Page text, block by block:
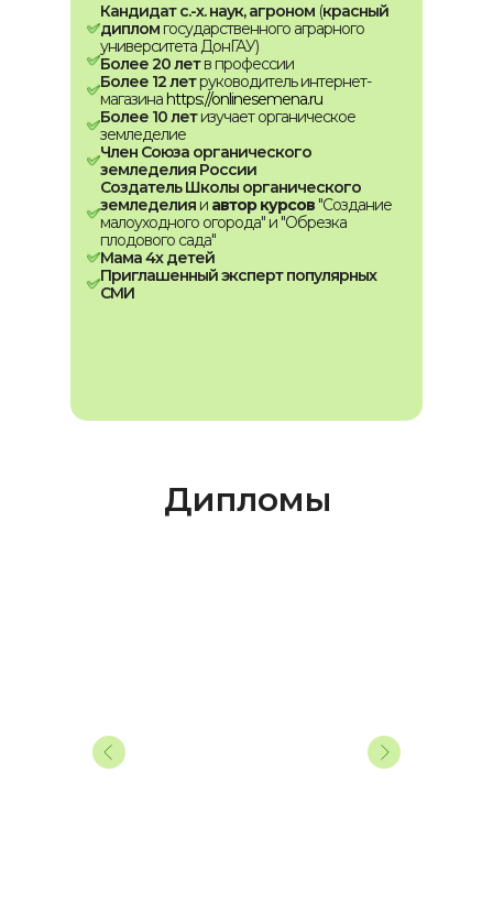
Кандидат с.-х. наук, агроном (красный
диплом государственного аграрного
университета ДонГАУ)
Более 20 летв профессии
Более 12 летруководитель интернет-
магазина https://onlinesemena.ru
Более 10 летизучает органическое
земледелие
Член Союза органического
земледелия России
Создатель Школы органического
земледелия и автор курсов "Создание
малоуходного огорода" и "Обрезка
плодового сада"
Мама 4х детей
Приглашенный эксперт популярных
СМИ
Дипломы